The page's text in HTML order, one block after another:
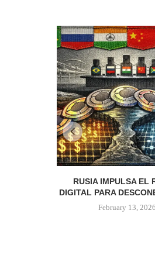
RUSIA IMPULSA EL
DIGITAL PARA
February 13, 2026